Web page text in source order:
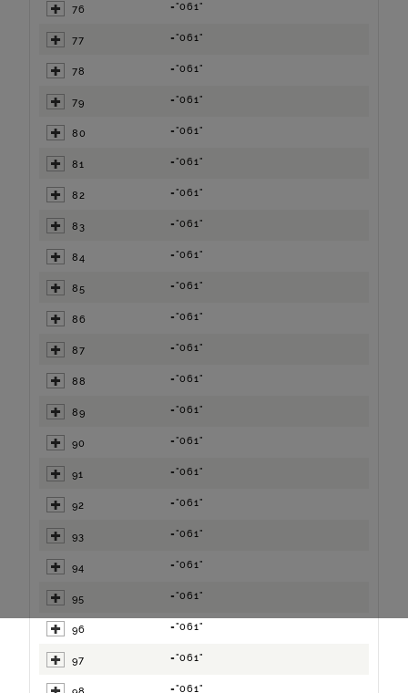
76 ="061"
77 ="061"
78 ="061"
79 ="061"
80 ="061"
81 ="061"
82 ="061"
83 ="061"
84 ="061"
85 ="061"
86 ="061"
87 ="061"
88 ="061"
89 ="061"
90 ="061"
91 ="061"
92 ="061"
93 ="061"
94 ="061"
95 ="061"
96 ="061"
97 ="061"
="061"